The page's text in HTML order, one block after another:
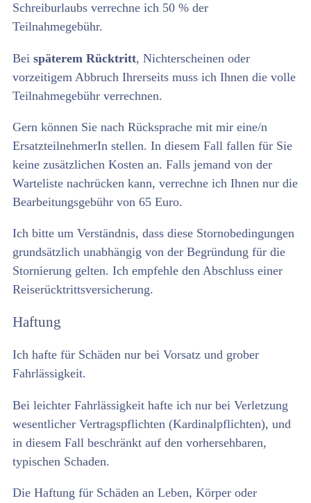
Schreiburlaubs verrechne ich 50 % der
Teilnahmegebühr.
Bei späterem Rücktritt, Nichterscheinen oder
vorzeitigem Abbruch Ihrerseits muss ich Ihnen die volle
Teilnahmegebühr verrechnen.
Gern können Sie nach Rücksprache mit mir eine/n
ErsatzteilnehmerIn stellen. In diesem Fall fallen für Sie
keine zusätzlichen Kosten an. Falls jemand von der
Warteliste nachrücken kann, verrechne ich Ihnen nur die
Bearbeitungsgebühr von 65 Euro.
Ich bitte um Verständnis, dass diese Stornobedingungen
grundsätzlich unabhängig von der Begründung für die
Stornierung gelten. Ich empfehle den Abschluss einer
Reiserücktrittsversicherung.
Haftung
Ich hafte für Schäden nur bei Vorsatz und grober
Fahrlässigkeit.
Bei leichter Fahrlässigkeit hafte ich nur bei Verletzung
wesentlicher Vertragspflichten (Kardinalpflichten), und
in diesem Fall beschränkt auf den vorhersehbaren,
typischen Schaden.
Die Haftung für Schäden an Leben, Körper oder